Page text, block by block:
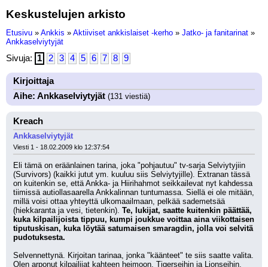
Keskustelujen arkisto
Etusivu » Ankkis » Aktiiviset ankkislaiset -kerho » Jatko- ja fanitarinat »
Ankkaselviytyjät
Sivuja: 1 2 3 4 5 6 7 8 9
Kirjoittaja
Aihe: Ankkaselviytyjät (131 viestiä)
Kreach
Ankkaselviytyjät
Viesti 1 - 18.02.2009 klo 12:37:54
Eli tämä on eräänlainen tarina, joka "pohjautuu" tv-sarja Selviytyjiin
(Survivors) (kaikki jutut ym. kuuluu siis Selviytyjille). Extranan tässä
on kuitenkin se, että Ankka- ja Hiirihahmot seikkailevat nyt kahdessa
tiimissä autiollasaarella Ankkalinnan tuntumassa. Siellä ei ole mitään,
millä voisi ottaa yhteyttä ulkomaailmaan, pelkää sademetsää
(hiekkaranta ja vesi, tietenkin). Te, lukijat, saatte kuitenkin päättää,
kuka kilpailijoista tippuu, kumpi joukkue voittaa aina viikottaisen
tiputuskisan, kuka löytää satumaisen smaragdin, jolla voi selvitä
pudotuksesta.
Selvennettynä. Kirjoitan tarinaa, jonka "käänteet" te siis saatte valita.
Olen arponut kilpailijat kahteen heimoon, Tigerseihin ja Lionseihin.